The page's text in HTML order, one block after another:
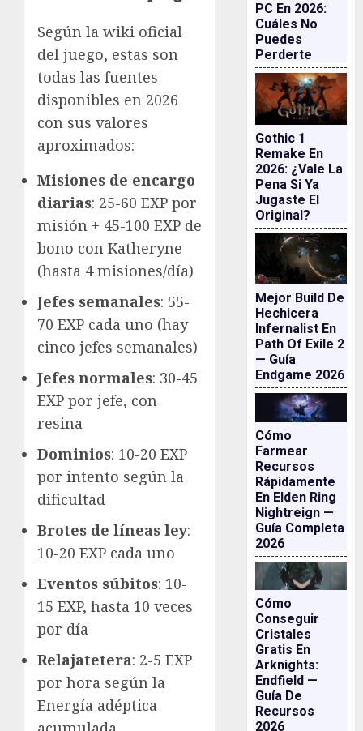
Según la wiki oficial
del juego, estas son
todas las fuentes
disponibles en 2026
con sus valores
aproximados:
Misiones de encargo
diarias: 25-60 EXP por
misión + 45-100 EXP de
bono con Katheryne
(hasta 4 misiones/día)
Jefes semanales: 55-
70 EXP cada uno (hay
cinco jefes semanales)
Jefes normales: 30-45
EXP por jefe, con
resina
Dominios: 10-20 EXP
por intento según la
dificultad
Brotes de líneas ley:
10-20 EXP cada uno
Eventos súbitos: 10-
15 EXP, hasta 10 veces
por día
Relajatetera: 2-5 EXP
por hora según la
Energía adéptica
PC En 2026:
Cuáles No
Puedes
Perderte
Gothic 1
Remake En
2026: ¿vale La
Pena Si Ya
Jugaste El
Original?
Mejor Build De
Hechicera
Infernalist En
Path Of Exile 2
— Guía
Endgame 2026
Cómo
Farmear
Recursos
Rápidamente
En Elden Ring
Nightreign —
Guía Completa
2026
Cómo
Conseguir
Cristales
Gratis En
Arknights:
Endfield —
Guía De
Recursos
2026